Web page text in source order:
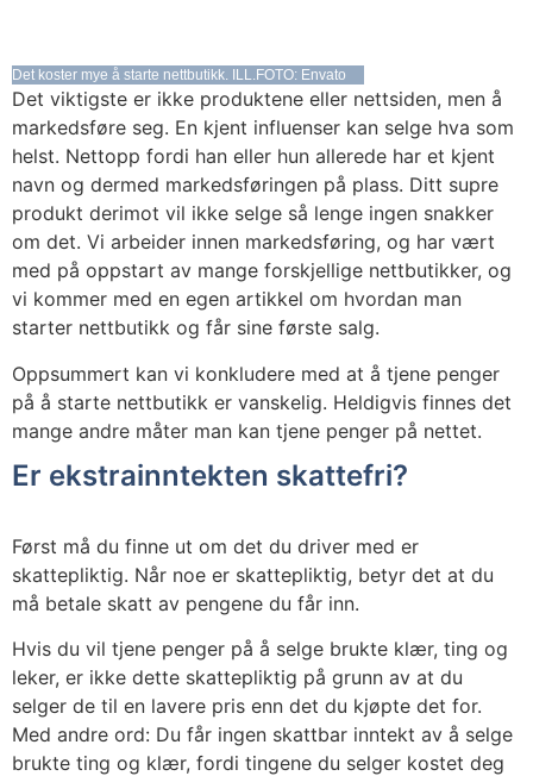
Det koster mye å starte nettbutikk. ILL.FOTO: Envato
Det viktigste er ikke produktene eller nettsiden, men å
markedsføre seg. En kjent influenser kan selge hva som
helst. Nettopp fordi han eller hun allerede har et kjent
navn og dermed markedsføringen på plass. Ditt supre
produkt derimot vil ikke selge så lenge ingen snakker
om det. Vi arbeider innen markedsføring, og har vært
med på oppstart av mange forskjellige nettbutikker, og
vi kommer med en egen artikkel om hvordan man
starter nettbutikk og får sine første salg.
Oppsummert kan vi konkludere med at å tjene penger
på å starte nettbutikk er vanskelig. Heldigvis finnes det
mange andre måter man kan tjene penger på nettet.
Er ekstrainntekten skattefri?
Først må du finne ut om det du driver med er
skattepliktig. Når noe er skattepliktig, betyr det at du
må betale skatt av pengene du får inn.
Hvis du vil tjene penger på å selge brukte klær, ting og
leker, er ikke dette skattepliktig på grunn av at du
selger de til en lavere pris enn det du kjøpte det for.
Med andre ord: Du får ingen skattbar inntekt av å selge
brukte ting og klær, fordi tingene du selger kostet deg